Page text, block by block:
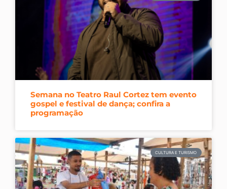
Semana no Teatro Raul Cortez tem evento
gospel e festival de dança; confira a
programação
CULTURA E TURISMO